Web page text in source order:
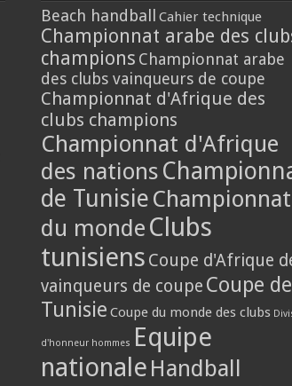
Beach handball Cahier technique
Championnat arabe des
champions Championnat arabe
des clubs vainqueurs de coupe
Championnat d'Afrique des
clubs champions
Championnat d'Afrique
des nations
de Tunisie Championnat
du monde Clubs
tunisiens Coupe d'Afrique
vainqueurs de coupe Coupe de
Tunisie Coupe du monde des clubs
d'honneur hommes Equipe
nationale Handball